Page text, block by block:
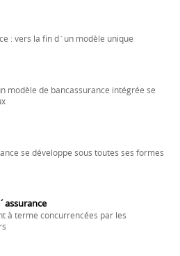
: vers la fin d´un modèle unique
modèle de bancassurance intégrée se
se développe sous toutes ses formes
à terme concurrencées par les